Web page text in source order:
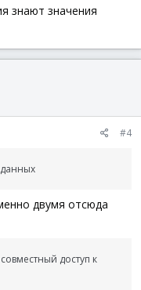
знают значения
#4
двумя отсюда
доступ к